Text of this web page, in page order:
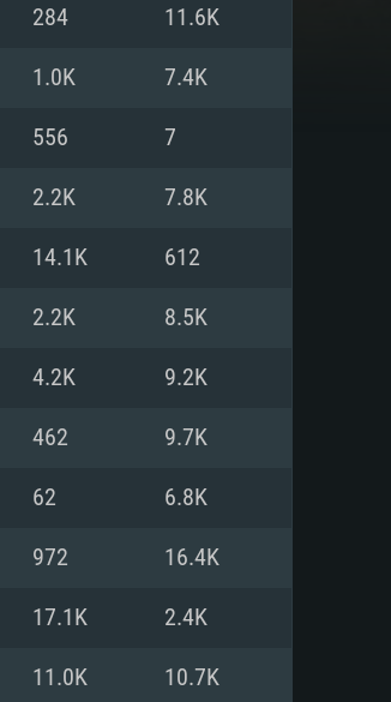
11 ou superior;
Radeon RX 570
não suportado)
ou superior com
/ equivalentes
drivers mais
284 11.6K
1.0K 7.4K
556 7
2.2K 7.8K
14.1K 612
2.2K 8.5K
4.2K 9.2K
462 9.7K
62 6.8K
972 16.4K
17.1K 2.4K
11.0K 10.7K